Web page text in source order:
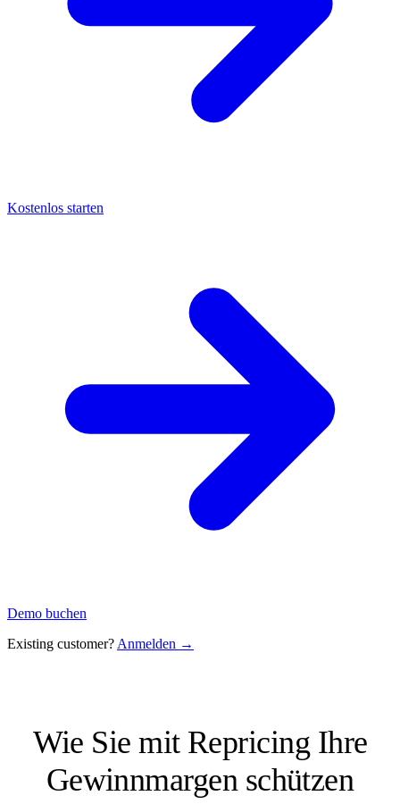
Kostenlos starten
Demo buchen
Existing customer? Anmelden →
Wie Sie mit Repricing Ihre
Gewinnmargen schützen